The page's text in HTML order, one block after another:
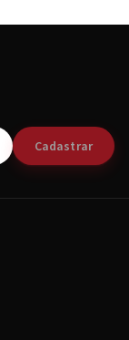
Cadastrar